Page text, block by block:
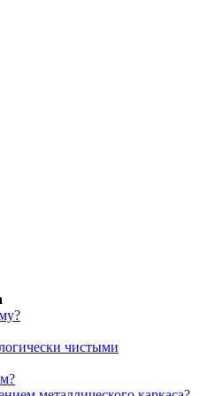
чистыми